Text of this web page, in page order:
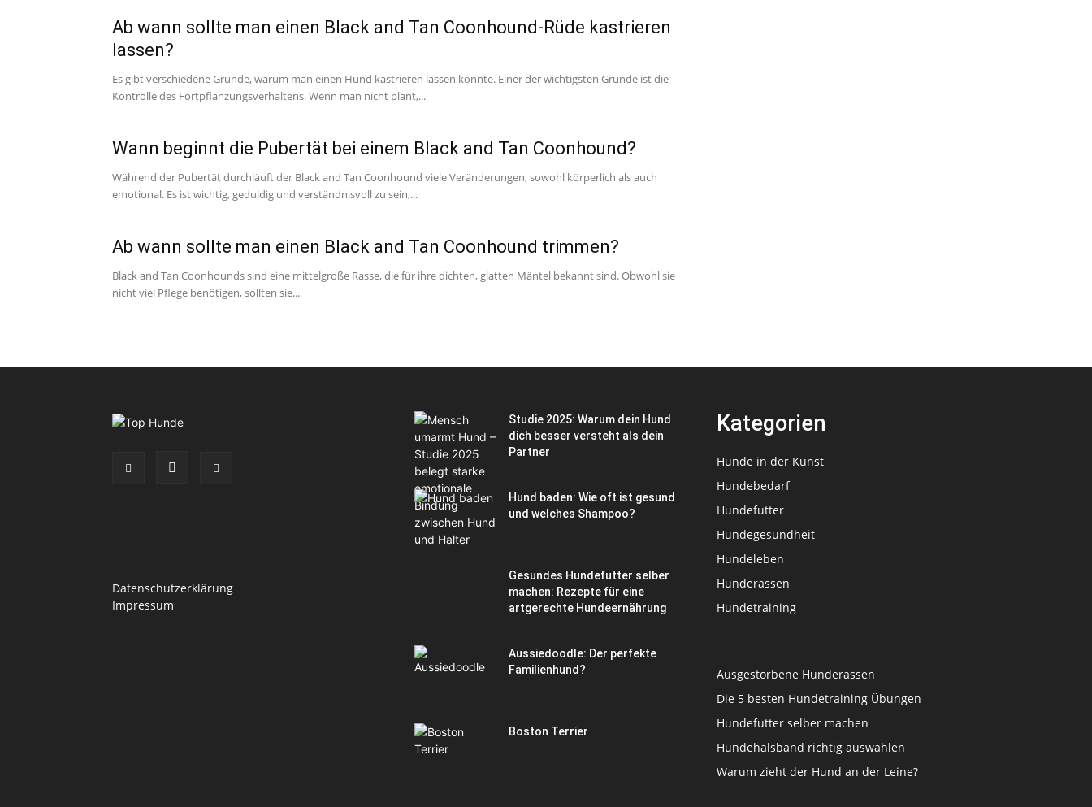
Ab wann sollte man einen Black and Tan Coonhound-Rüde kastrieren
lassen?
Es gibt verschiedene Gründe, warum man einen Hund kastrieren lassen könnte. Einer der wichtigsten Gründe ist die
Kontrolle des Fortpflanzungsverhaltens. Wenn man nicht plant,...
Wann beginnt die Pubertät bei einem Black and Tan Coonhound?
Während der Pubertät durchläuft der Black and Tan Coonhound viele Veränderungen, sowohl körperlich als auch
emotional. Es ist wichtig, geduldig und verständnisvoll zu sein,...
Ab wann sollte man einen Black and Tan Coonhound trimmen?
Black and Tan Coonhounds sind eine mittelgroße Rasse, die für ihre dichten, glatten Mäntel bekannt sind. Obwohl sie
nicht viel Pflege benötigen, sollten sie...
Datenschutzerklärung
Impressum
Studie 2025: Warum dein Hund
dich besser versteht als dein
Partner
Hund baden: Wie oft ist gesund
und welches Shampoo?
Gesundes Hundefutter selber
machen: Rezepte für eine
artgerechte Hundeernährung
Aussiedoodle: Der perfekte
Familienhund?
Boston Terrier
Kategorien
Hunde in der Kunst
Hundebedarf
Hundefutter
Hundegesundheit
Hundeleben
Hunderassen
Hundetraining
Ausgestorbene Hunderassen
Die 5 besten Hundetraining Übungen
Hundefutter selber machen
Hundehalsband richtig auswählen
Warum zieht der Hund an der Leine?